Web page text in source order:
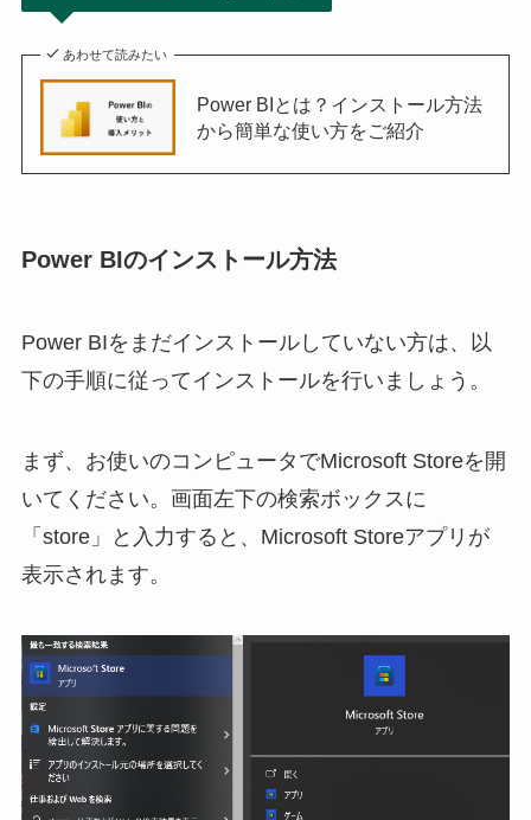
あわせて読みたい
Power BIとは？インストール方法
から簡単な使い方をご紹介
Power BIのインストール方法
Power BIをまだインストールしていない方は、以
下の手順に従ってインストールを行いましょう。
まず、お使いのコンピュータでMicrosoft Storeを開
いてください。画面左下の検索ボックスに
「store」と入力すると、Microsoft Storeアプリが
表示されます。